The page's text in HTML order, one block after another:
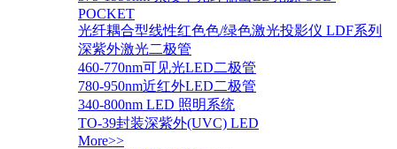
POCKET
光纤耦合型线性红色色/绿色激光投影仪 LDF系列
深紫外激光二极管
460-770nm可见光LED二极管
780-950nm近红外LED二极管
340-800nm LED 照明系统
TO-39封装深紫外(UVC) LED
More>>